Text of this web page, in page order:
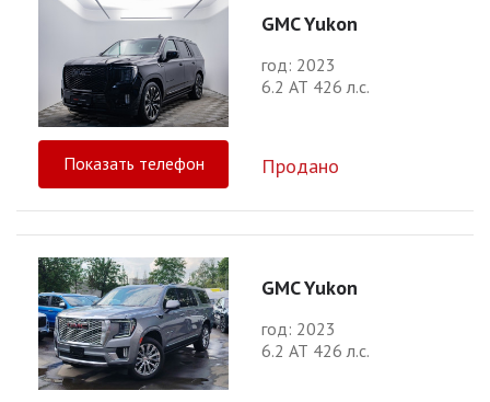
GMC Yukon
год: 2023
6.2 АТ 426 л.с.
Показать телефон Продано
GMC Yukon
год: 2023
6.2 АТ 426 л.с.